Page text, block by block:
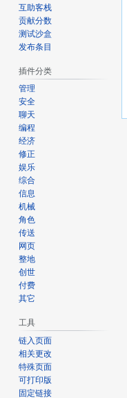
互助客栈
贡献分数
测试沙盒
发布条目
插件分类
管理
安全
聊天
编程
经济
修正
娱乐
综合
信息
机械
角色
传送
网页
整地
创世
付费
其它
工具
链入页面
相关更改
特殊页面
可打印版
固定链接